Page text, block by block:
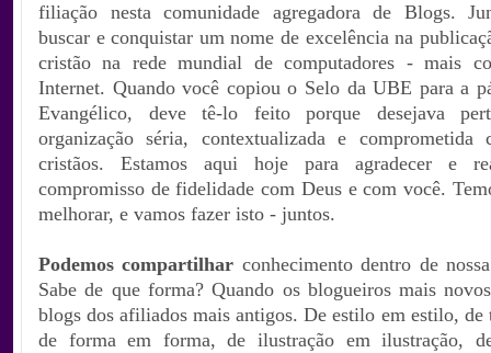
filiação nesta comunidade agregadora de Blogs.
buscar e conquistar um nome de excelência na
cristão na rede mundial de computadores - mais
Internet. Quando você copiou o Selo da UBE para a
Evangélico, deve tê-lo feito porque desejava
organização séria, contextualizada e comprometida
cristãos. Estamos aqui hoje para agradecer e
compromisso de fidelidade com Deus e com você.
melhorar, e vamos fazer isto - juntos.
Podemos compartilhar conhecimento dentro de
Sabe de que forma? Quando os blogueiros mais
blogs dos afiliados mais antigos. De estilo em estilo, de
de forma em forma, de ilustração em ilustração,